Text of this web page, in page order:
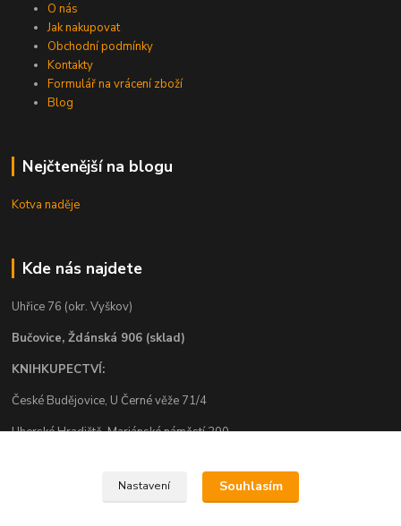
O nás
Jak nakupovat
Obchodní podmínky
Kontakty
Formulář na vrácení zboží
Blog
Nejčtenější na blogu
Kotva naděje
Kde nás najdete
Uhřice 76 (okr. Vyškov)
Bučovice, Ždánská 906 (sklad)
KNIHKUPECTVÍ:
České Budějovice, U Černé věže 71/4
Uherské Hradiště, Mariánské náměstí 200
Nastavení Souhlasím